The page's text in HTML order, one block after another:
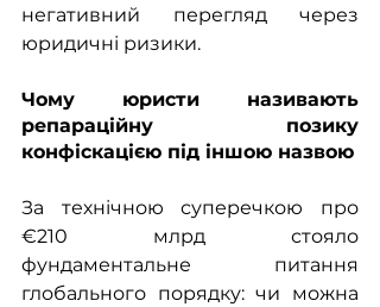
негативний перегляд через
юридичні ризики.
Чому юристи називають
репараційну позику
конфіскацією під іншою назвою
За технічною суперечкою про
€210 млрд стояло
фундаментальне питання
глобального порядку: чи можна